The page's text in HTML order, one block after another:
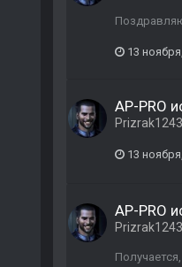
13
AP-PRO
Prizrak1243
13
AP-PRO
Prizrak1243